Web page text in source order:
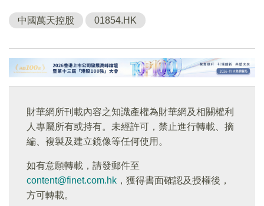
中國萬天控股 01854.HK
財華網所刊載內容之知識產權為財華網及相關權利
人專屬所有或持有。未經許可，禁止進行轉載、摘
編、複製及建立鏡像等任何使用。
如有意願轉載，請發郵件至
content@finet.com.hk ，獲得書面確認及授權後，
方可轉載。